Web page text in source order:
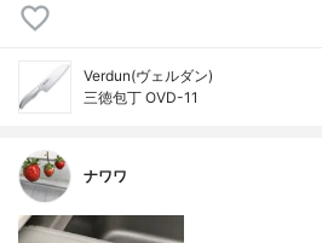
Verdun(ヴェルダン)
三徳包丁 OVD-11
ナワワ